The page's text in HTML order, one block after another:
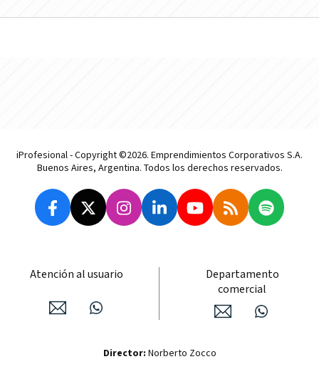
iProfesional - Copyright ©2026. Emprendimientos Corporativos S.A.
Buenos Aires, Argentina. Todos los derechos reservados.
Atención al usuario
Departamento
comercial
Director: Norberto Zocco